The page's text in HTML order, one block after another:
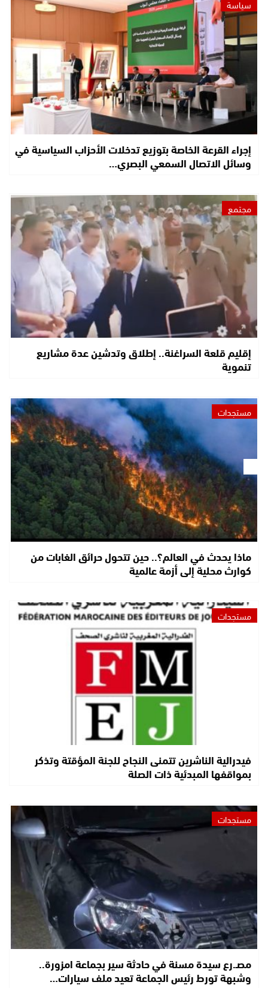
سياسة
إجراء القرعة الخاصة بتوزيع تدخلات الأحزاب السياسية في
وسائل الاتصال السمعي البصري…
مجتمع
إقليم قلعة السراغنة.. إطلاق وتدشين عدة مشاريع
تنموية
مستجدات
ماذا يحدث في العالم؟.. حين تتحول حرائق الغابات من
كوارث محلية إلى أزمة عالمية
مستجدات
فيدرالية الناشرين تتمنى النجاح للجنة المؤقتة وتذكر
بمواقفها المبدئية ذات الصلة
مستجدات
مصـ.رع سيدة مسنة في حادثة سير بجماعة امزورة..
وشبهة تورط رئيس الجماعة تعيد ملف سيارات…